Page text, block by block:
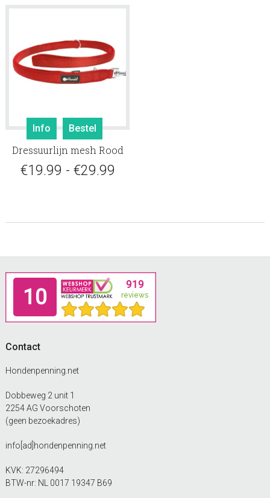
Info Bestel
Dit
heeft
meerdere
kan
worden
de
productpagina
Dressuurlijn mesh Rood
€19.99 - €29.99
Footer
Contact
Hondenpenning.net
Dobbeweg 2 unit 1
2254 AG Voorschoten
(geen bezoekadres)
info[ad]hondenpenning.net
KVK: 27296494
BTW-nr: NL 0017 19347 B69